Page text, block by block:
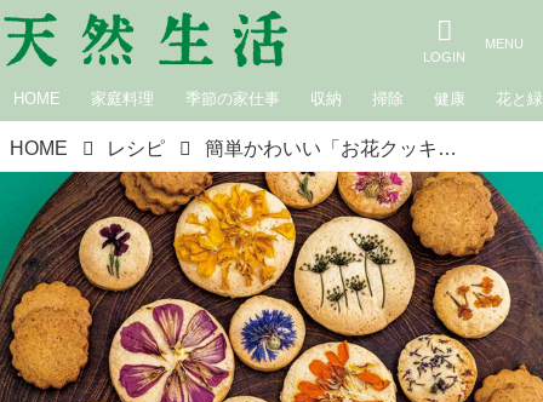
HOME 家庭料理 季節の家仕事 収納 掃除 健康 花と緑
HOME レシピ 簡単かわいい「お花クッキーと毎日クッキー」のつくり方。食べられるお花で“お店のような”仕上がりに！子どもも楽しいとびきりおいしいおやつ／野村友里さん